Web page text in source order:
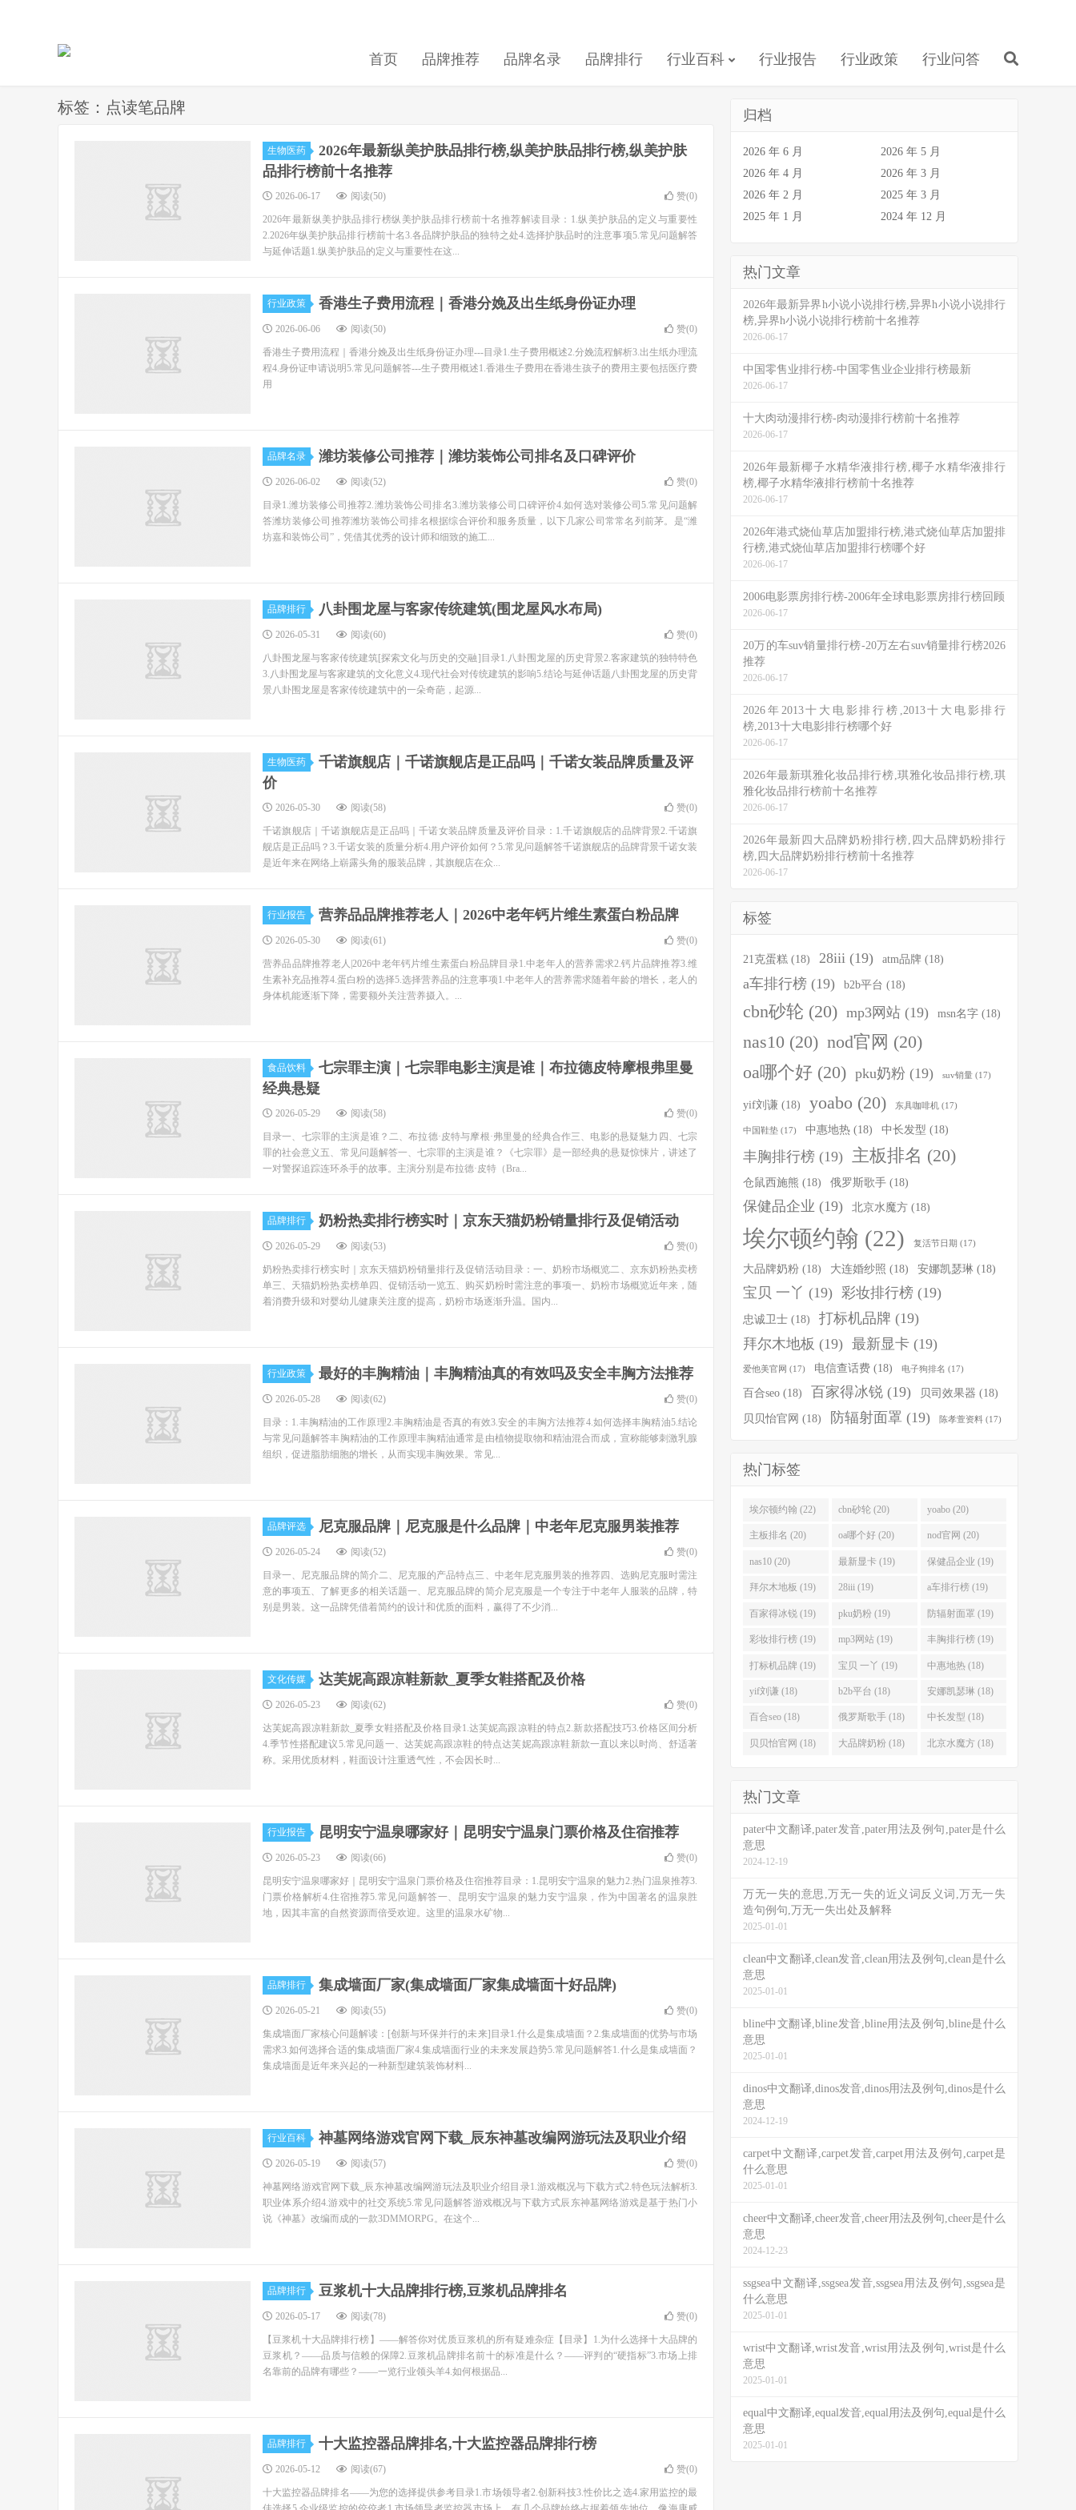
首页 品牌推荐 品牌名录 品牌排行 行业百科 行业报告 行业政策 行业问答
标签：点读笔品牌
生物医药
2026年最新纵美护肤品排行榜,纵美护肤品排行榜,纵美护肤
品排行榜前十名推荐
2026-06-17 阅读(50) 赞(0)
2026年最新纵美护肤品排行榜纵美护肤品排行榜前十名推荐解读目录：1.纵美护肤品的定义与重要性
2.2026年纵美护肤品排行榜前十名3.各品牌护肤品的独特之处4.选择护肤品时的注意事项5.常见问题解答
与延伸话题1.纵美护肤品的定义与重要性在这...
行业政策 香港生子费用流程｜香港分娩及出生纸身份证办理
2026-06-06 阅读(50) 赞(0)
香港生子费用流程｜香港分娩及出生纸身份证办理---目录1.生子费用概述2.分娩流程解析3.出生纸办理流
程4.身份证申请说明5.常见问题解答---生子费用概述1.香港生子费用在香港生孩子的费用主要包括医疗费
用
品牌名录 潍坊装修公司推荐｜潍坊装饰公司排名及口碑评价
2026-06-02 阅读(52) 赞(0)
目录1.潍坊装修公司推荐2.潍坊装饰公司排名3.潍坊装修公司口碑评价4.如何选对装修公司5.常见问题解
答潍坊装修公司推荐潍坊装饰公司排名根据综合评价和服务质量，以下几家公司常常名列前茅。是“潍
坊嘉和装饰公司”，凭借其优秀的设计师和细致的施工...
品牌排行 八卦围龙屋与客家传统建筑(围龙屋风水布局)
2026-05-31 阅读(60) 赞(0)
八卦围龙屋与客家传统建筑[探索文化与历史的交融]目录1.八卦围龙屋的历史背景2.客家建筑的独特特色
3.八卦围龙屋与客家建筑的文化意义4.现代社会对传统建筑的影响5.结论与延伸话题八卦围龙屋的历史背
景八卦围龙屋是客家传统建筑中的一朵奇葩，起源...
生物医药
千诺旗舰店｜千诺旗舰店是正品吗｜千诺女装品牌质量及评
价
2026-05-30 阅读(58) 赞(0)
千诺旗舰店｜千诺旗舰店是正品吗｜千诺女装品牌质量及评价目录：1.千诺旗舰店的品牌背景2.千诺旗
舰店是正品吗？3.千诺女装的质量分析4.用户评价如何？5.常见问题解答千诺旗舰店的品牌背景千诺女装
是近年来在网络上崭露头角的服装品牌，其旗舰店在众...
行业报告 营养品品牌推荐老人｜2026中老年钙片维生素蛋白粉品牌
2026-05-30 阅读(61) 赞(0)
营养品品牌推荐老人|2026中老年钙片维生素蛋白粉品牌目录1.中老年人的营养需求2.钙片品牌推荐3.维
生素补充品推荐4.蛋白粉的选择5.选择营养品的注意事项1.中老年人的营养需求随着年龄的增长，老人的
身体机能逐渐下降，需要额外关注营养摄入。...
食品饮料
七宗罪主演｜七宗罪电影主演是谁｜布拉德皮特摩根弗里曼
经典悬疑
2026-05-29 阅读(58) 赞(0)
目录一、七宗罪的主演是谁？二、布拉德·皮特与摩根·弗里曼的经典合作三、电影的悬疑魅力四、七宗
罪的社会意义五、常见问题解答一、七宗罪的主演是谁？《七宗罪》是一部经典的悬疑惊悚片，讲述了
一对警探追踪连环杀手的故事。主演分别是布拉德·皮特（Bra...
品牌排行 奶粉热卖排行榜实时｜京东天猫奶粉销量排行及促销活动
2026-05-29 阅读(53) 赞(0)
奶粉热卖排行榜实时｜京东天猫奶粉销量排行及促销活动目录：一、奶粉市场概览二、京东奶粉热卖榜
单三、天猫奶粉热卖榜单四、促销活动一览五、购买奶粉时需注意的事项一、奶粉市场概览近年来，随
着消费升级和对婴幼儿健康关注度的提高，奶粉市场逐渐升温。国内...
行业政策 最好的丰胸精油｜丰胸精油真的有效吗及安全丰胸方法推荐
2026-05-28 阅读(62) 赞(0)
目录：1.丰胸精油的工作原理2.丰胸精油是否真的有效3.安全的丰胸方法推荐4.如何选择丰胸精油5.结论
与常见问题解答丰胸精油的工作原理丰胸精油通常是由植物提取物和精油混合而成，宣称能够刺激乳腺
组织，促进脂肪细胞的增长，从而实现丰胸效果。常见...
品牌评选 尼克服品牌｜尼克服是什么品牌｜中老年尼克服男装推荐
2026-05-24 阅读(52) 赞(0)
目录一、尼克服品牌的简介二、尼克服的产品特点三、中老年尼克服男装的推荐四、选购尼克服时需注
意的事项五、了解更多的相关话题一、尼克服品牌的简介尼克服是一个专注于中老年人服装的品牌，特
别是男装。这一品牌凭借着简约的设计和优质的面料，赢得了不少消...
文化传媒 达芙妮高跟凉鞋新款_夏季女鞋搭配及价格
2026-05-23 阅读(62) 赞(0)
达芙妮高跟凉鞋新款_夏季女鞋搭配及价格目录1.达芙妮高跟凉鞋的特点2.新款搭配技巧3.价格区间分析
4.季节性搭配建议5.常见问题一、达芙妮高跟凉鞋的特点达芙妮高跟凉鞋新款一直以来以时尚、舒适著
称。采用优质材料，鞋面设计注重透气性，不会因长时...
行业报告 昆明安宁温泉哪家好｜昆明安宁温泉门票价格及住宿推荐
2026-05-23 阅读(66) 赞(0)
昆明安宁温泉哪家好｜昆明安宁温泉门票价格及住宿推荐目录：1.昆明安宁温泉的魅力2.热门温泉推荐3.
门票价格解析4.住宿推荐5.常见问题解答一、昆明安宁温泉的魅力安宁温泉，作为中国著名的温泉胜
地，因其丰富的自然资源而倍受欢迎。这里的温泉水矿物...
品牌排行 集成墙面厂家(集成墙面厂家集成墙面十好品牌)
2026-05-21 阅读(55) 赞(0)
集成墙面厂家核心问题解读：[创新与环保并行的未来]目录1.什么是集成墙面？2.集成墙面的优势与市场
需求3.如何选择合适的集成墙面厂家4.集成墙面行业的未来发展趋势5.常见问题解答1.什么是集成墙面？
集成墙面是近年来兴起的一种新型建筑装饰材料...
行业百科 神墓网络游戏官网下载_辰东神墓改编网游玩法及职业介绍
2026-05-19 阅读(57) 赞(0)
神墓网络游戏官网下载_辰东神墓改编网游玩法及职业介绍目录1.游戏概况与下载方式2.特色玩法解析3.
职业体系介绍4.游戏中的社交系统5.常见问题解答游戏概况与下载方式辰东神墓网络游戏是基于热门小
说《神墓》改编而成的一款3DMMORPG。在这个...
品牌排行 豆浆机十大品牌排行榜,豆浆机品牌排名
2026-05-17 阅读(78) 赞(0)
【豆浆机十大品牌排行榜】——解答你对优质豆浆机的所有疑难杂症【目录】1.为什么选择十大品牌的
豆浆机？——品质与信赖的保障2.豆浆机品牌排名前十的标准是什么？——评判的“硬指标”3.市场上排
名靠前的品牌有哪些？——一览行业领头羊4.如何根据品...
品牌排行 十大监控器品牌排名,十大监控器品牌排行榜
2026-05-12 阅读(67) 赞(0)
十大监控器品牌排名——为您的选择提供参考目录1.市场领导者2.创新科技3.性价比之选4.家用监控的最
归档
2026 年 6 月
2026 年 5 月
2026 年 4 月
2026 年 3 月
2026 年 2 月
2025 年 3 月
2025 年 1 月
2024 年 12 月
热门文章
2026年最新异界h小说小说排行榜,异界h小说小说排行
榜,异界h小说小说排行榜前十名推荐
2026-06-17
中国零售业排行榜-中国零售业企业排行榜最新
2026-06-17
十大肉动漫排行榜-肉动漫排行榜前十名推荐
2026-06-17
2026年最新椰子水精华液排行榜,椰子水精华液排行
榜,椰子水精华液排行榜前十名推荐
2026-06-17
2026年港式烧仙草店加盟排行榜,港式烧仙草店加盟排
行榜,港式烧仙草店加盟排行榜哪个好
2026-06-17
2006电影票房排行榜-2006年全球电影票房排行榜回顾
2026-06-17
20万的车suv销量排行榜-20万左右suv销量排行榜2026
推荐
2026-06-17
2026年2013十大电影排行榜,2013十大电影排行
榜,2013十大电影排行榜哪个好
2026-06-17
2026年最新琪雅化妆品排行榜,琪雅化妆品排行榜,琪
雅化妆品排行榜前十名推荐
2026-06-17
2026年最新四大品牌奶粉排行榜,四大品牌奶粉排行
榜,四大品牌奶粉排行榜前十名推荐
2026-06-17
标签
21克蛋糕 (18) 28iii (19) atm品牌 (18)
a车排行榜 (19) b2b平台 (18)
cbn砂轮 (20) mp3网站 (19) msn名字 (18)
nas10 (20) nod官网 (20)
oa哪个好 (20) pku奶粉 (19) suv销量 (17)
yif刘谦 (18) yoabo (20) 东具咖啡机 (17)
中国鞋垫 (17) 中惠地热 (18) 中长发型 (18)
丰胸排行榜 (19) 主板排名 (20)
仓鼠西施熊 (18) 俄罗斯歌手 (18)
保健品企业 (19) 北京水魔方 (18)
埃尔顿约翰 (22) 复活节日期 (17)
大品牌奶粉 (18) 大连婚纱照 (18) 安娜凯瑟琳 (18)
宝贝 一丫 (19) 彩妆排行榜 (19)
忠诚卫士 (18) 打标机品牌 (19)
拜尔木地板 (19) 最新显卡 (19)
爱他美官网 (17) 电信查话费 (18) 电子狗排名 (17)
百合seo (18) 百家得冰锐 (19) 贝司效果器 (18)
贝贝怡官网 (18) 防辐射面罩 (19) 陈孝萱资料 (17)
热门标签
埃尔顿约翰 (22) cbn砂轮 (20) yoabo (20)
主板排名 (20) oa哪个好 (20) nod官网 (20)
nas10 (20) 最新显卡 (19) 保健品企业 (19)
拜尔木地板 (19) 28iii (19) a车排行榜 (19)
百家得冰锐 (19) pku奶粉 (19) 防辐射面罩 (19)
彩妆排行榜 (19) mp3网站 (19) 丰胸排行榜 (19)
打标机品牌 (19) 宝贝 一丫 (19) 中惠地热 (18)
yif刘谦 (18) b2b平台 (18) 安娜凯瑟琳 (18)
百合seo (18) 俄罗斯歌手 (18) 中长发型 (18)
贝贝怡官网 (18) 大品牌奶粉 (18) 北京水魔方 (18)
热门文章
pater中文翻译,pater发音,pater用法及例句,pater是什么
意思
2024-12-19
万无一失的意思,万无一失的近义词反义词,万无一失
造句例句,万无一失出处及解释
2025-01-01
clean中文翻译,clean发音,clean用法及例句,clean是什么
意思
2025-01-01
bline中文翻译,bline发音,bline用法及例句,bline是什么
意思
2025-01-01
dinos中文翻译,dinos发音,dinos用法及例句,dinos是什么
意思
2024-12-19
carpet中文翻译,carpet发音,carpet用法及例句,carpet是
什么意思
2025-01-01
cheer中文翻译,cheer发音,cheer用法及例句,cheer是什么
意思
2024-12-23
ssgsea中文翻译,ssgsea发音,ssgsea用法及例句,ssgsea是
什么意思
2025-01-01
wrist中文翻译,wrist发音,wrist用法及例句,wrist是什么
意思
2025-01-01
equal中文翻译,equal发音,equal用法及例句,equal是什么
意思
2025-01-01